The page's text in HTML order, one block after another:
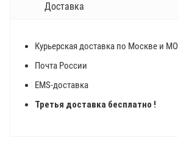
Доставка
Курьерская доставка по Москве и МО
Почта России
EMS-доставка
Третья доставка бесплатно !